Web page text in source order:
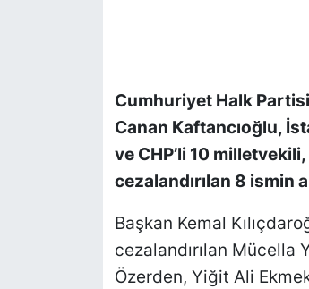
Cumhuriyet Halk Partisi
Canan Kaftancıoğlu,
ve CHP’li 10
cezalandırılan 8 ismin
Başkan Kemal
cezalandırılan Mücella
Özerden, Yiğit Ali
TEKNOLOJİ
TÜRKİYE VE DÜNYA GÜNDEMİ
VİDEO GALERİ